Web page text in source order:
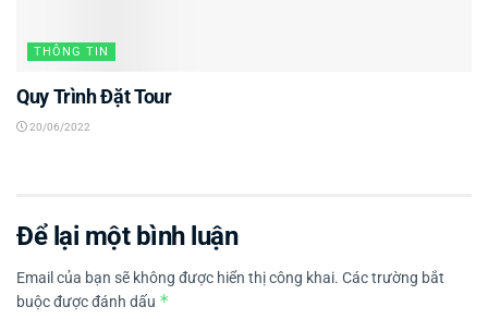
THÔNG TIN
Quy Trình Đặt Tour
20/06/2022
Để lại một bình luận
Email của bạn sẽ không được hiển thị công khai. Các trường bắt
buộc được đánh dấu *